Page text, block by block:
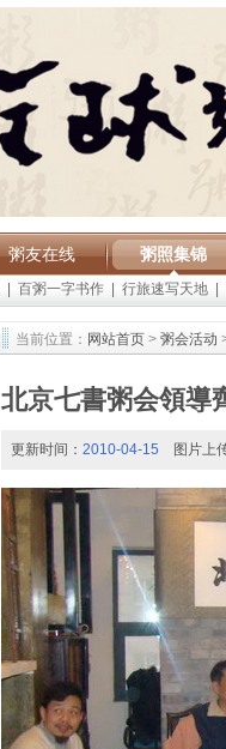
粥友在线 粥照集锦
百粥一字书作 行旅速写天地
当前位置： 网站首页 > 粥会活动
北京七書粥会領導
更新时间： 2010-04-15 图片上